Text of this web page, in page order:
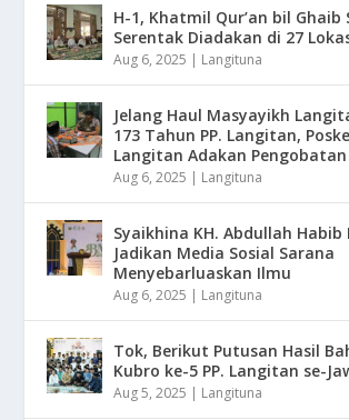
H-1, Khatmil Qur’an bil Ghaib
Serentak Diadakan di 27
Aug 6, 2025 | Langituna
Jelang Haul Masyayikh
173 Tahun PP. Langitan,
Langitan Adakan
Aug 6, 2025 | Langituna
Syaikhina KH. Abdullah Habib
Jadikan Media Sosial Sarana
Menyebarluaskan Ilmu
Aug 6, 2025 | Langituna
Tok, Berikut Putusan Hasil
Kubro ke-5 PP. Langitan se-
Aug 5, 2025 | Langituna